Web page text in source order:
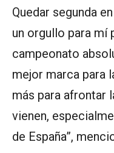
Quedar segunda
un orgullo para mí
campeonato
mejor marca para
más para afrontar
vienen,
de España”,